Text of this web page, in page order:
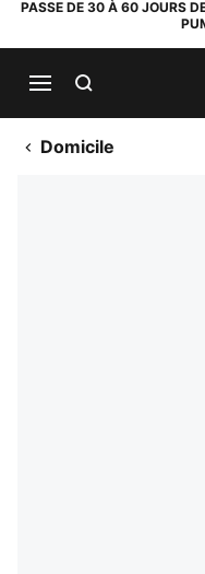
PASSE DE 30 À 60 JOURS
Domicile